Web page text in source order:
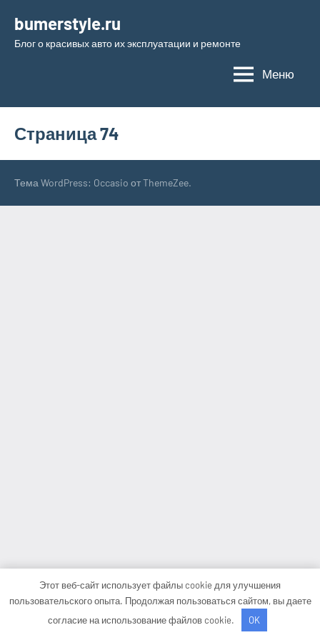
содержимому
bumerstyle.ru
Блог о красивых авто их эксплуатации и ремонте
Меню
Страница 74
Тема WordPress: Occasio от ThemeZee.
Этот веб-сайт использует файлы cookie для улучшения
пользовательского опыта. Продолжая пользоваться сайтом, вы даете
согласие на использование файлов cookie.
OK